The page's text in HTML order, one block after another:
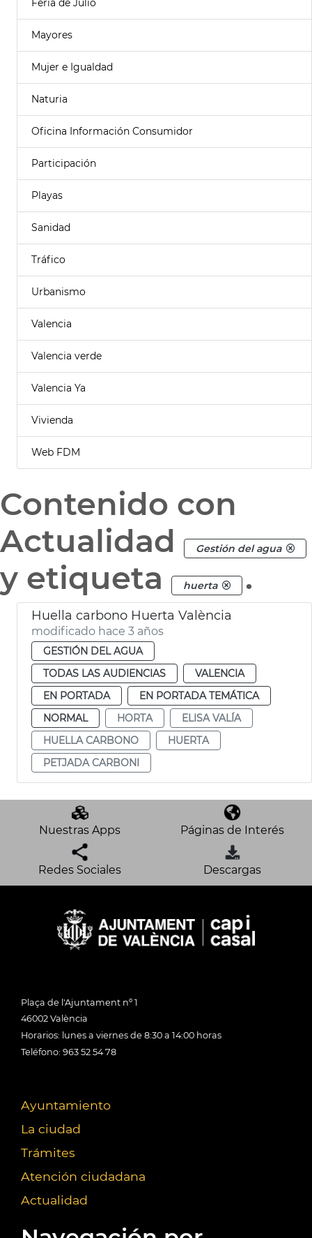
Mayores
Mujer e Igualdad
Naturia
Oficina Información Consumidor
Participación
Playas
Sanidad
Tráfico
Urbanismo
Valencia
Valencia verde
Valencia Ya
Vivienda
Web FDM
Contenido con
Actualidad
Gestión del agua
y etiqueta huerta .
Huella carbono Huerta València
modificado hace 3 años
GESTIÓN DEL AGUA
TODAS LAS AUDIENCIAS
VALENCIA
EN PORTADA
EN PORTADA TEMÁTICA
NORMAL
HORTA
ELISA VALÍA
HUELLA CARBONO
HUERTA
PETJADA CARBONI
Nuestras Apps Páginas de Interés
Redes Sociales Descargas
Plaça de l'Ajuntament nº 1
46002 València
Horarios: lunes a viernes de 8:30 a 14:00 horas
Teléfono: 963 52 54 78
Ayuntamiento
La ciudad
Trámites
Atención ciudadana
Actualidad